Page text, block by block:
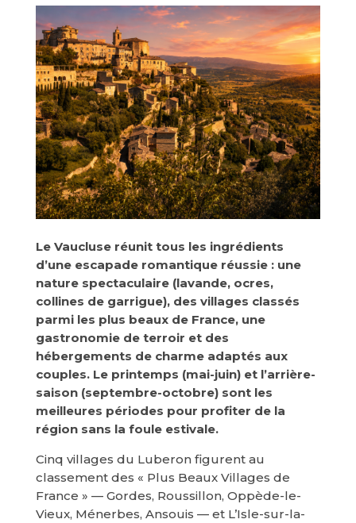
Le Vaucluse réunit tous les ingrédients
d’une escapade romantique réussie : une
nature spectaculaire (lavande, ocres,
collines de garrigue), des villages classés
parmi les plus beaux de France, une
gastronomie de terroir et des
hébergements de charme adaptés aux
couples. Le printemps (mai-juin) et l’arrière-
saison (septembre-octobre) sont les
meilleures périodes pour profiter de la
région sans la foule estivale.
Cinq villages du Luberon figurent au
classement des « Plus Beaux Villages de
France » — Gordes, Roussillon, Oppède-le-
Vieux, Ménerbes, Ansouis — et L’Isle-sur-la-